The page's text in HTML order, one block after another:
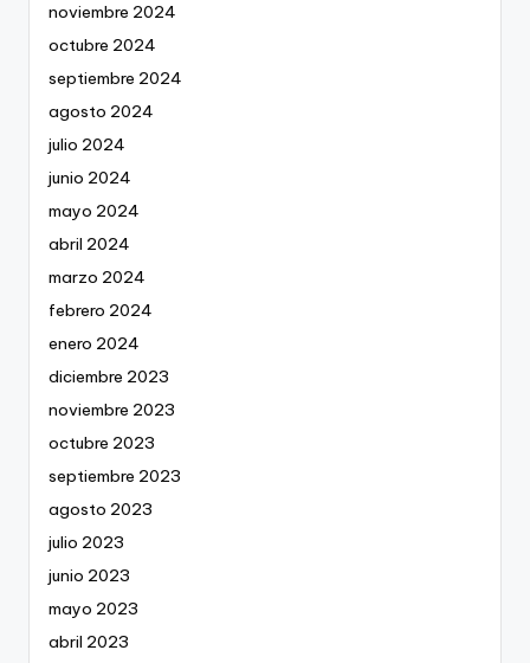
noviembre 2024
octubre 2024
septiembre 2024
agosto 2024
julio 2024
junio 2024
mayo 2024
abril 2024
marzo 2024
febrero 2024
enero 2024
diciembre 2023
noviembre 2023
octubre 2023
septiembre 2023
agosto 2023
julio 2023
junio 2023
mayo 2023
abril 2023